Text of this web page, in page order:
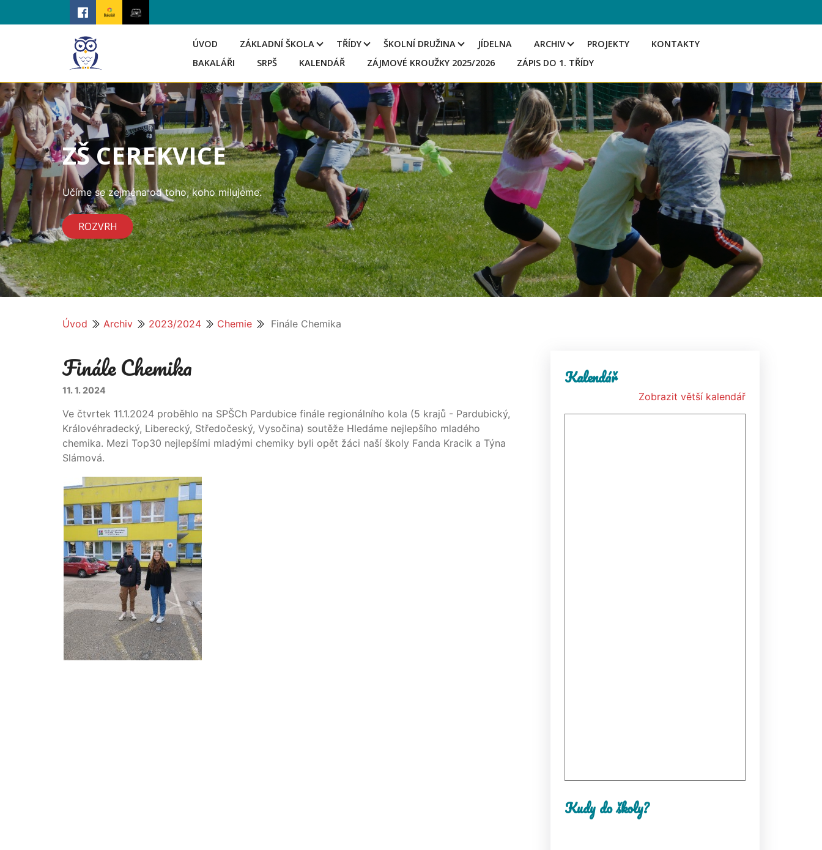
ÚVOD ZÁKLADNÍ ŠKOLA TŘÍDY ŠKOLNÍ DRUŽINA JÍDELNA ARCHIV PROJEKTY
KONTAKTY
BAKALÁŘI
SRPŠ KALENDÁŘ ZÁJMOVÉ KROUŽKY 2025/2026 ZÁPIS DO 1. TŘÍDY
ZŠ CEREKVICE
Učíme se zejména od toho, koho milujeme.
ROZVRH
Úvod Archiv 2023/2024 Chemie Finále Chemika
Finále Chemika
11. 1. 2024
Ve čtvrtek 11.1.2024 proběhlo na SPŠCh Pardubice finále regionálního kola (5 krajů - Pardubický,
Královéhradecký, Liberecký, Středočeský, Vysočina) soutěže Hledáme nejlepšího mladého
chemika. Mezi Top30 nejlepšími mladými chemiky byli opět žáci naší školy Fanda Kracik a Týna
Slámová.
Kalendář
Zobrazit větší kalendář
Kudy do školy?